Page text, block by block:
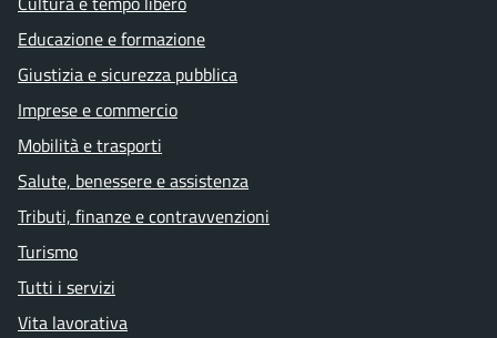
Educazione e formazione
Giustizia e sicurezza pubblica
Imprese e commercio
Mobilità e trasporti
Salute, benessere e assistenza
Tributi, finanze e contravvenzioni
Turismo
Tutti i servizi
Vita lavorativa